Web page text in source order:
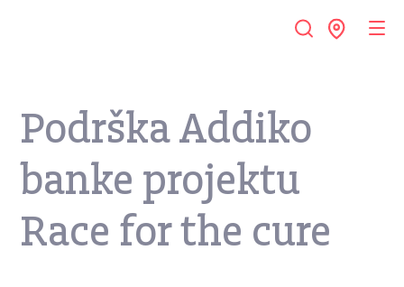
Podrška Addiko
banke projektu
Race for the cure